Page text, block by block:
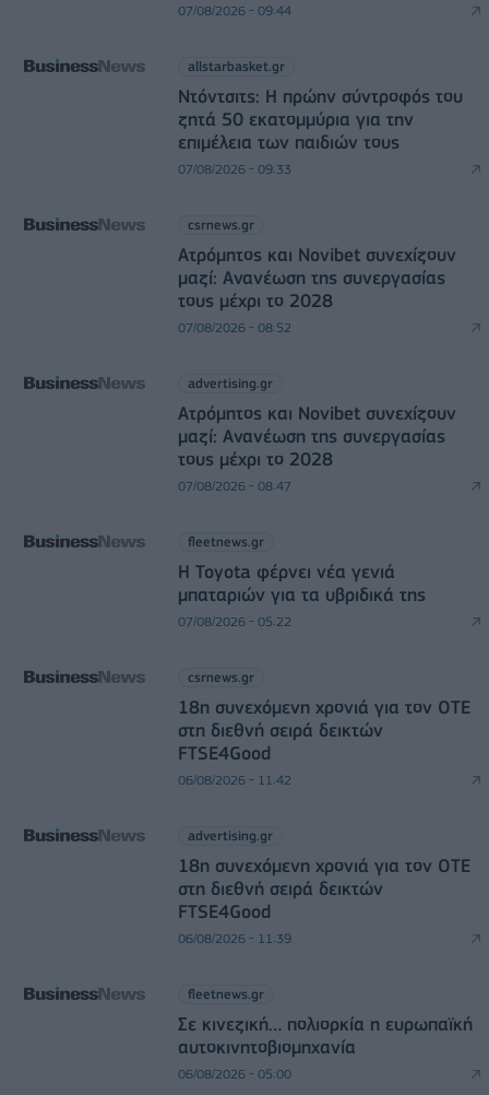
07/08/2026 - 09:44
allstarbasket.gr
Ντόντσιτς: Η πρώην σύντροφός του
ζητά 50 εκατομμύρια για την
επιμέλεια των παιδιών τους
07/08/2026 - 09:33
csrnews.gr
Ατρόμητος και Novibet συνεχίζουν
μαζί: Ανανέωση της συνεργασίας
τους μέχρι το 2028
07/08/2026 - 08:52
advertising.gr
Ατρόμητος και Novibet συνεχίζουν
μαζί: Ανανέωση της συνεργασίας
τους μέχρι το 2028
07/08/2026 - 08:47
fleetnews.gr
Η Toyota φέρνει νέα γενιά
μπαταριών για τα υβριδικά της
07/08/2026 - 05:22
csrnews.gr
18η συνεχόμενη χρονιά για τον ΟΤΕ
στη διεθνή σειρά δεικτών
FTSE4Good
06/08/2026 - 11:42
advertising.gr
18η συνεχόμενη χρονιά για τον ΟΤΕ
στη διεθνή σειρά δεικτών
FTSE4Good
06/08/2026 - 11:39
fleetnews.gr
Σε κινεζική… πολιορκία η ευρωπαϊκή
αυτοκινητοβιομηχανία
06/08/2026 - 05:00